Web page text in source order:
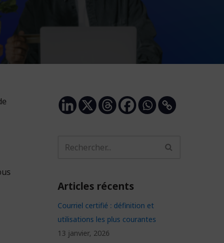
Articles récents
Courriel certifié : définition et
utilisations les plus courantes
13 janvier, 2026